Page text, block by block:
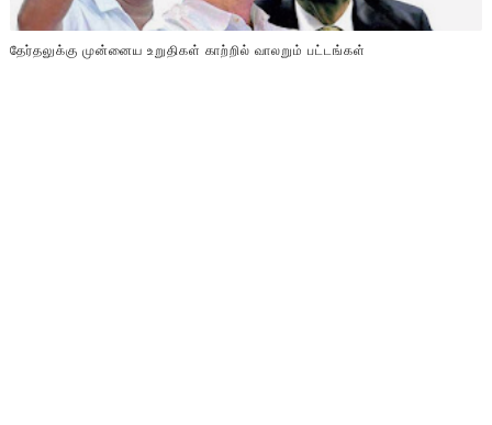
தேர்தலுக்கு முன்னைய உறுதிகள் காற்றில் வாலறும் பட்டங்கள்